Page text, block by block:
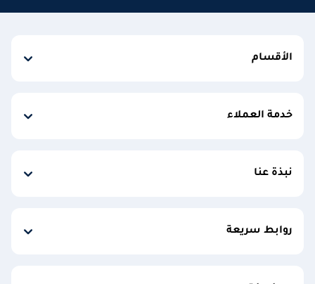
الأقسام
خدمة العملاء
نبذة عنا
روابط سريعة